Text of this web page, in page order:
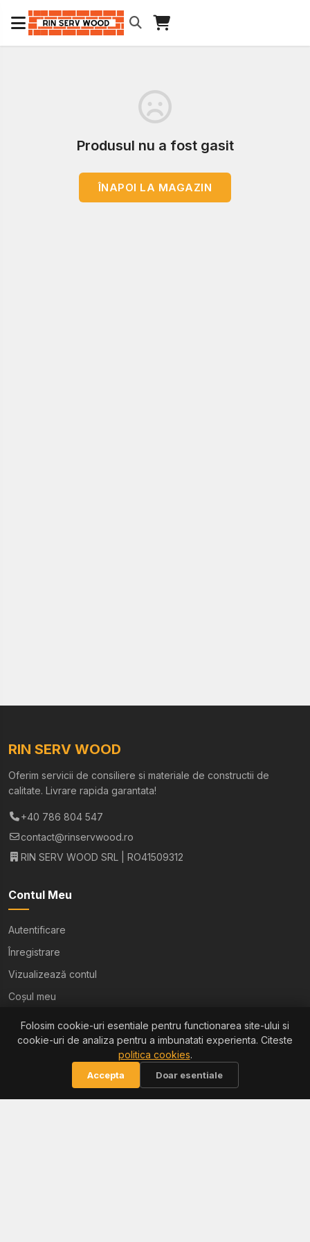
Produsul nu a fost gasit
ÎNAPOI LA MAGAZIN
RIN SERV WOOD
Oferim servicii de consiliere si materiale de constructii de
calitate. Livrare rapida garantata!
+40 786 804 547
contact@rinservwood.ro
RIN SERV WOOD SRL | RO41509312
Contul Meu
Autentificare
Înregistrare
Vizualizează contul
Coșul meu
Ajutor
Termeni și condiții
Politica de confidențialitate
Folosim cookie-uri esentiale pentru functionarea site-ului si
cookie-uri de analiza pentru a imbunatati experienta. Citeste
politica cookies.
Accepta Doar esentiale